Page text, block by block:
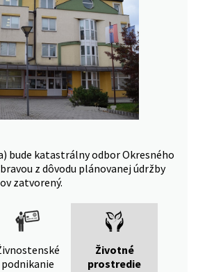
bude katastrálny odbor Okresného
z dôvodu plánovanej údržby
zatvorený.
podnikanie
Životné
prostredie